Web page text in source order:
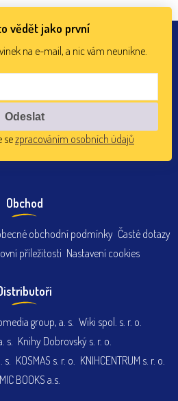
vědět jako první
na e-mail, a nic vám neunikne.
sezpracováním osobních údajů
Obchod
obchodní podmínky Časté dotazy
příležitosti Nastavení cookies
group, a. s. Wiki spol. s. r. o.
s. Knihy Dobrovský s. r. o.
s. KOSMAS s. r. o. KNIHCENTRUM s. r. o.
BOOKS a.s.